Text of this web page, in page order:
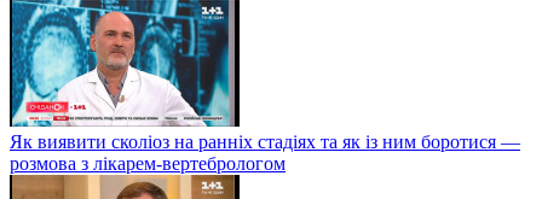
Як виявити сколіоз на ранніх стадіях та як із ним боротися —
розмова з лікарем-вертебрологом